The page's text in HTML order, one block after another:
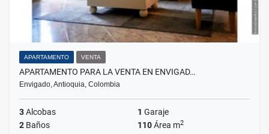
APARTAMENTO VENTA
APARTAMENTO PARA LA VENTA EN ENVIGAD…
Envigado, Antioquia, Colombia
3Alcobas 1 Garaje
2 Baños 110Área m2